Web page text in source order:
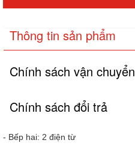
Thông tin sản phẩm
Chính sách vận chuyển
Chính sách đổi trả
- Bếp hai: 2 điện từ